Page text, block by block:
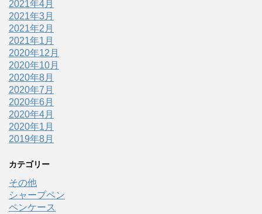
2021年4月
2021年3月
2021年2月
2021年1月
2020年12月
2020年10月
2020年8月
2020年7月
2020年6月
2020年4月
2020年1月
2019年8月
カテゴリー
その他
シャープペン
ペンケース